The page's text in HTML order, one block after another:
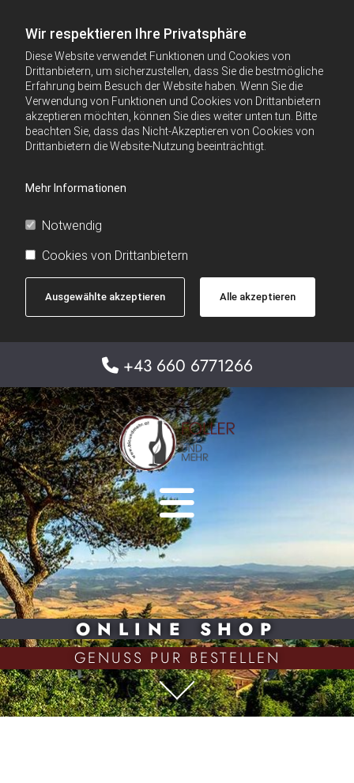
Wir respektieren Ihre Privatsphäre
Diese Website verwendet Funktionen und Cookies von
Drittanbietern, um sicherzustellen, dass Sie die bestmögliche
Erfahrung beim Besuch der Website haben. Wenn Sie die
Verwendung von Funktionen und Cookies von Drittanbietern
akzeptieren möchten, können Sie dies weiter unten tun. Bitte
beachten Sie, dass das Nicht-Akzeptieren von Cookies von
Drittanbietern die Website-Nutzung beeinträchtigt.
Mehr Informationen
Notwendig
Cookies von Drittanbietern
Ausgewählte akzeptieren Alle akzeptieren
 +43 660 6771266
ONLINE SHOP
GENUSS PUR BESTELLEN